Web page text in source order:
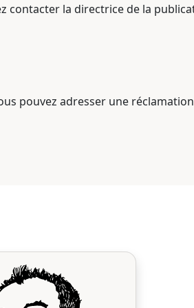
contacter la directrice de la
pouvez adresser une réclamation